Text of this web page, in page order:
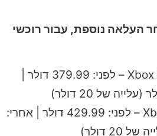
העלאה נוספת, עבור רוכשי
Xbox Series S 512GB – לפני: 379.99 דולר |
Xbox Series S 1TB – לפני: 429.99 דולר | אחרי: